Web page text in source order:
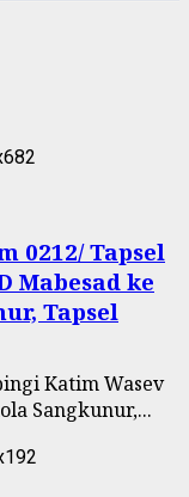
0212/ Tapsel
Mabesad ke
Tapsel
Katim Wasev
Sangkunur,...